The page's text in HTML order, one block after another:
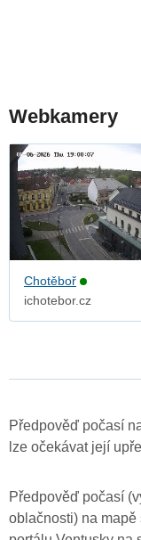
Webkamery
Chotěboř
ichotebor.cz
Předpověď počasí
lze očekávat její
Předpověď počasí
oblačnosti) na